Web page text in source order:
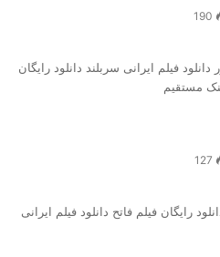
190
فیلم ایرانی سربلند دانلود رایگان
مستقیم
127
رایگان فیلم فاتح دانلود فیلم ایرانی